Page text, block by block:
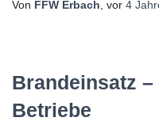
Von FFW Erbach , vor 4
Brandeinsatz
Betriebe